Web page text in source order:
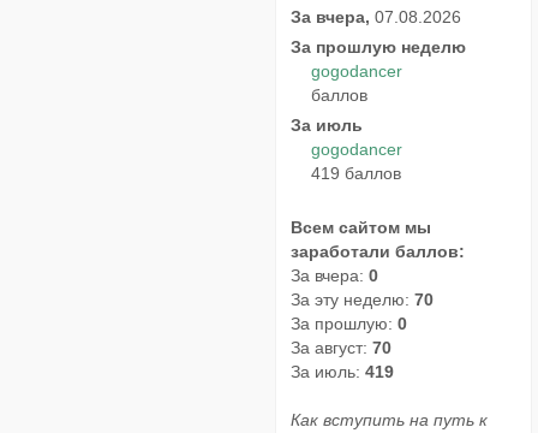
За вчера, 07.08.2026
За прошлую неделю
gogodancer
баллов
За июль
gogodancer
419 баллов
Всем сайтом мы
заработали баллов:
За вчера: 0
За эту неделю: 70
За прошлую: 0
За август: 70
За июль: 419
Как вступить на путь к